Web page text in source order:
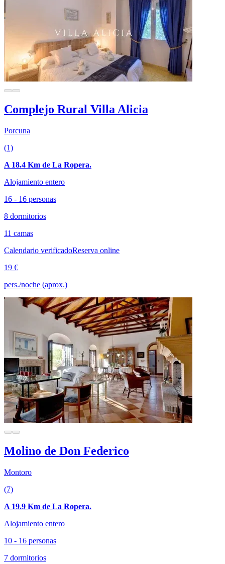
Complejo Rural Villa Alicia
Porcuna
(1)
A 18.4 Km de La Ropera.
Alojamiento entero
16 - 16 personas
8 dormitorios
11 camas
Calendario verificadoReserva online
19 €
pers./noche (aprox.)
Molino de Don Federico
Montoro
(7)
A 19.9 Km de La Ropera.
Alojamiento entero
10 - 16 personas
7 dormitorios